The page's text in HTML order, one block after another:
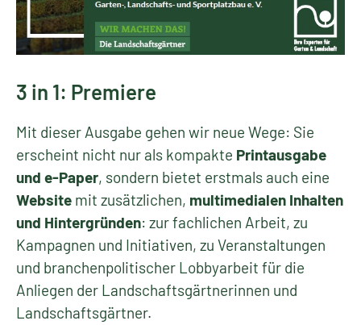
3 in 1: Premiere
Mit dieser Ausgabe gehen wir neue Wege: Sie
erscheint nicht nur als kompakte Printausgabe
und e-Paper, sondern bietet erstmals auch eine
Website mit zusätzlichen, multimedialen Inhalten
und Hintergründen: zur fachlichen Arbeit, zu
Kampagnen und Initiativen, zu Veranstaltungen
und branchenpolitischer Lobbyarbeit für die
Anliegen der Landschaftsgärtnerinnen und
Landschaftsgärtner.